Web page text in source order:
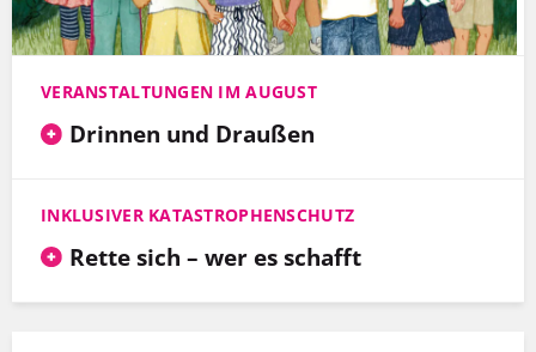
VERANSTALTUNGEN IM AUGUST
Drinnen und Draußen
INKLUSIVER KATASTROPHENSCHUTZ
Rette sich – wer es schafft